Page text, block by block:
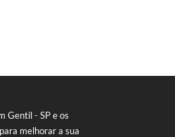
Gentil - SP e os
melhorar a sua